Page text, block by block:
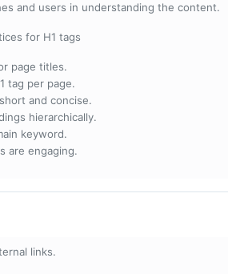
and users in understanding the content.
for H1 tags
page titles.
tag per page.
and concise.
hierarchically.
keyword.
are engaging.
links.